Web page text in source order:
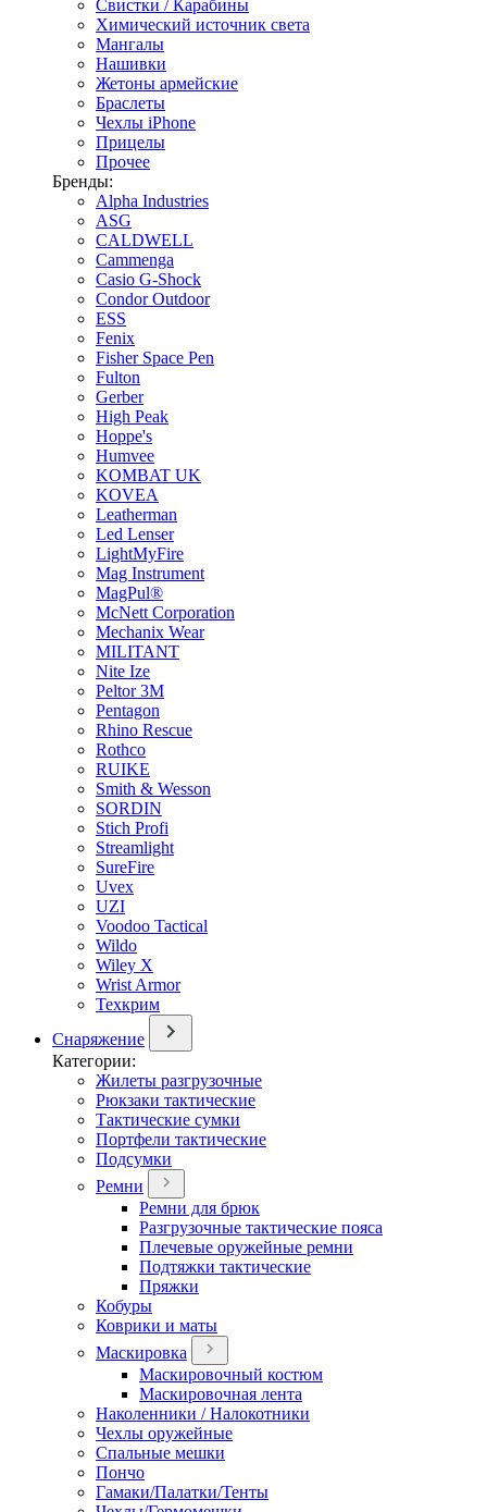
Свистки / Карабины
Химический источник света
Мангалы
Нашивки
Жетоны армейские
Браслеты
Чехлы iPhone
Прицелы
Прочее
Бренды:
Alpha Industries
ASG
CALDWELL
Cammenga
Casio G-Shock
Condor Outdoor
ESS
Fenix
Fisher Space Pen
Fulton
Gerber
High Peak
Hoppe's
Humvee
KOMBAT UK
KOVEA
Leatherman
Led Lenser
LightMyFire
Mag Instrument
MagPul®
McNett Corporation
Mechanix Wear
MILITANT
Nite Ize
Peltor 3M
Pentagon
Rhino Rescue
Rothco
RUIKE
Smith & Wesson
SORDIN
Stich Profi
Streamlight
SureFire
Uvex
UZI
Voodoo Tactical
Wildo
Wiley X
Wrist Armor
Техкрим
Снаряжение
Категории:
Жилеты разгрузочные
Рюкзаки тактические
Тактические сумки
Портфели тактические
Подсумки
Ремни
Ремни для брюк
Разгрузочные тактические пояса
Плечевые оружейные ремни
Подтяжки тактические
Пряжки
Кобуры
Коврики и маты
Маскировка
Маскировочный костюм
Маскировочная лента
Наколенники / Налокотники
Чехлы оружейные
Спальные мешки
Пончо
Гамаки/Палатки/Тенты